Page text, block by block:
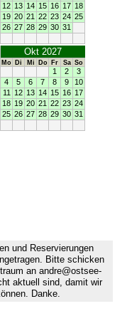
12 13 14 15 16 17 18
19 20 21 22 23 24 25
26 27 28 29 30 31
Okt 2027
Mo Di Mi Do Fr Sa So
1 2
3
4
5 6 7 8 9
10
11
12 13 14 15 16 17
18 19 20 21 22 23 24
25 26 27 28 29 30 31
und Reservierungen
Bitte schicken
an andre@ostsee-
aktuell sind, damit wir
Danke.